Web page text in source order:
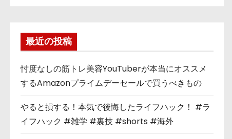
最近の投稿
忖度なしの筋トレ美容YouTuberが本当にオススメ
するAmazonプライムデーセールで買うべきもの
やると損する！本気で後悔したライフハック！ #ラ
イフハック #雑学 #裏技 #shorts #海外